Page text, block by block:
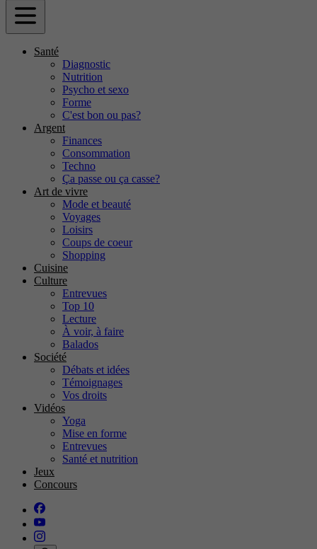
Santé
Diagnostic
Nutrition
Psycho et sexo
Forme
C'est bon ou pas?
Argent
Finances
Consommation
Techno
Ça passe ou ça casse?
Art de vivre
Mode et beauté
Voyages
Loisirs
Coups de coeur
Shopping
Cuisine
Culture
Entrevues
Top 10
Lecture
À voir, à faire
Balados
Société
Débats et idées
Témoignages
Vos droits
Vidéos
Yoga
Mise en forme
Entrevues
Santé et nutrition
Jeux
Concours